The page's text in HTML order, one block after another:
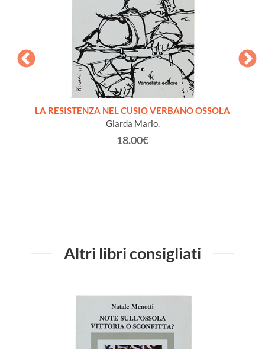
LA RESISTENZA NEL CUSIO VERBANO OSSOLA
Giarda Mario.
18.00€
Altri libri consigliati